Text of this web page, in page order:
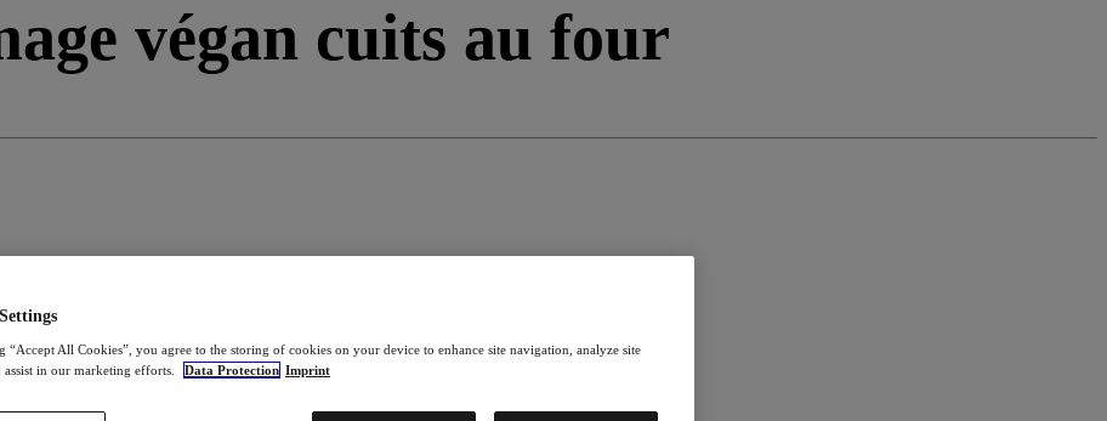
végan cuits au four
“Accept All Cookies”, you agree to the storing of cookies on your device to enhance site navigation, analyze site
assist in our marketing efforts.
Data Protection Imprint